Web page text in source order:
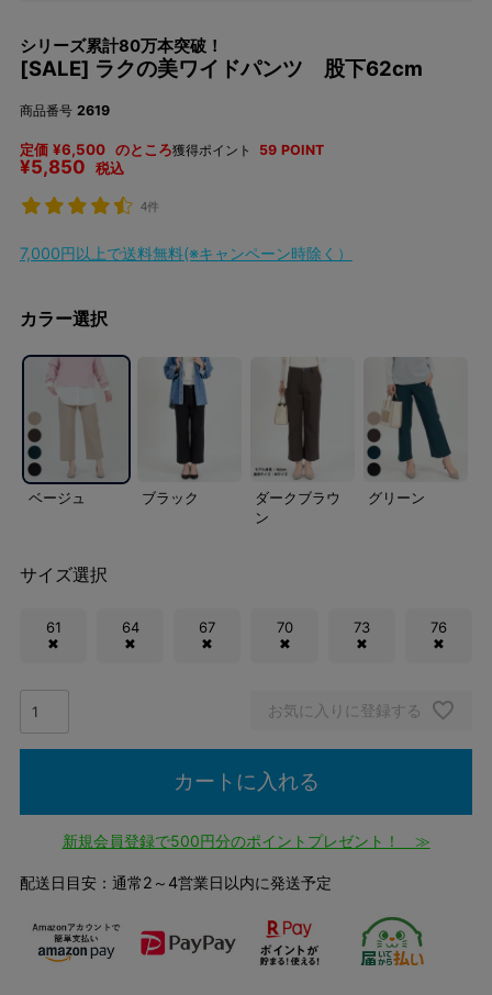
シリーズ累計80万本突破！
[SALE] ラクの美ワイドパンツ 股下62cm
商品番号 2619
定価 ¥6,500 のところ
¥5,850 税込
獲得ポイント 59 POINT
4件
7,000円以上で送料無料(※キャンペーン時除く）
カラー選択
ベージュ ブラック
ダークブラウ
ン
グリーン
サイズ選択
61
✖
64
✖
67
✖
70
✖
73
✖
76
✖
お気に入りに登録する
カートに入れる
新規会員登録で500円分のポイントプレゼント！ ≫
配送日目安：通常2～4営業日以内に発送予定